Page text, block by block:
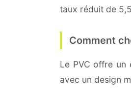
taux réduit de
Comment
Le PVC offre un
avec un design